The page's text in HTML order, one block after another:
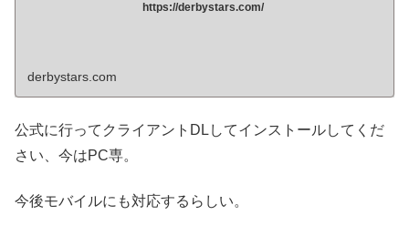
https://derbystars.com/
derbystars.com
公式に行ってクライアントDLしてインストールしてくだ
さい、今はPC専。
今後モバイルにも対応するらしい。